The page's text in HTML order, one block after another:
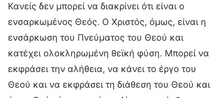
Κανείς δεν μπορεί να διακρίνει ότι είναι ο
ενσαρκωμένος Θεός. Ο Χριστός, όμως, είναι η
ενσάρκωση του Πνεύματος του Θεού και
κατέχει ολοκληρωμένη θεϊκή φύση. Μπορεί να
εκφράσει την αλήθεια, να κάνει το έργο του
Θεού και να εκφράσει τη διάθεση του Θεού και